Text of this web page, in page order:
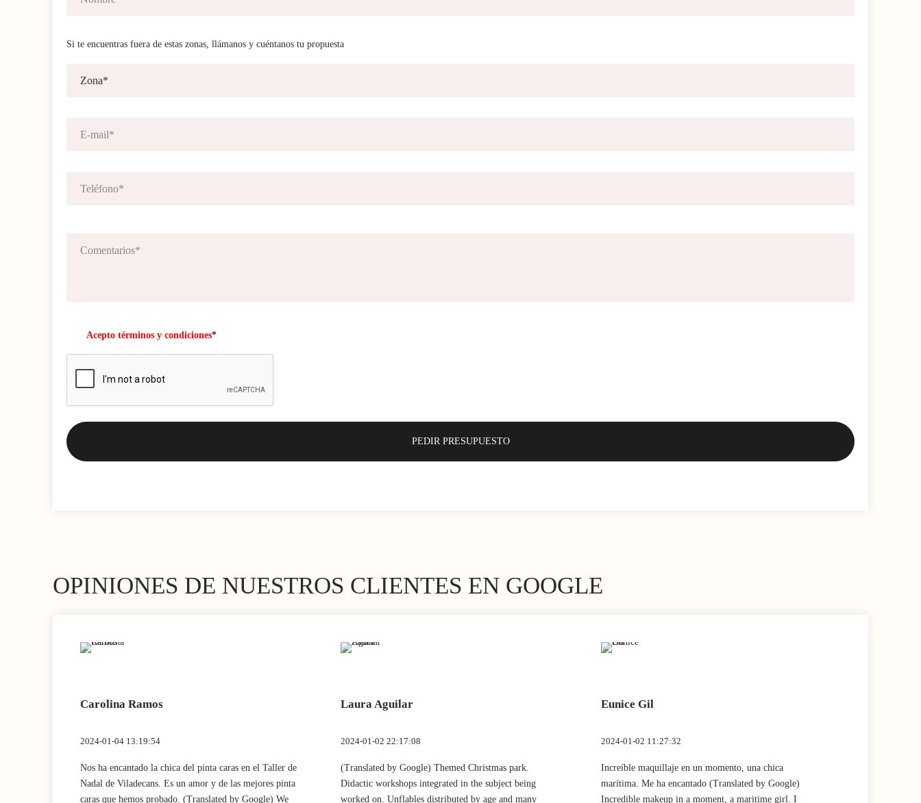
Si te encuentras fuera de estas zonas, llámanos y cuéntanos tu propuesta
Acepto términos y condiciones*
OPINIONES DE NUESTROS CLIENTES EN GOOGLE
Carolina Ramos
2024-01-04 13:19:54
Nos ha encantado la chica del pinta caras en el Taller de
Nadal de Viladecans. Es un amor y de las mejores pinta
caras que hemos probado. (Translated by Google) We
Laura Aguilar
2024-01-02 22:17:08
(Translated by Google) Themed Christmas park.
Didactic workshops integrated in the subject being
worked on. Unflables distributed by age and many
Eunice Gil
2024-01-02 11:27:32
Increíble maquillaje en un momento, una chica
marítima. Me ha encantado (Translated by Google)
Incredible makeup in a moment, a maritime girl. I